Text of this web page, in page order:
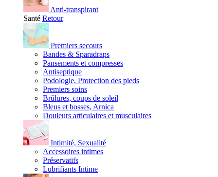
Anti-transpirant
Santé Retour
Premiers secours
Bandes & Sparadraps
Pansements et compresses
Antiseptique
Podologie, Protection des pieds
Premiers soins
Brûlures, coups de soleil
Bleus et bosses, Arnica
Douleurs articulaires et musculaires
Intimité, Sexualité
Accessoires intimes
Préservatifs
Lubrifiants Intime